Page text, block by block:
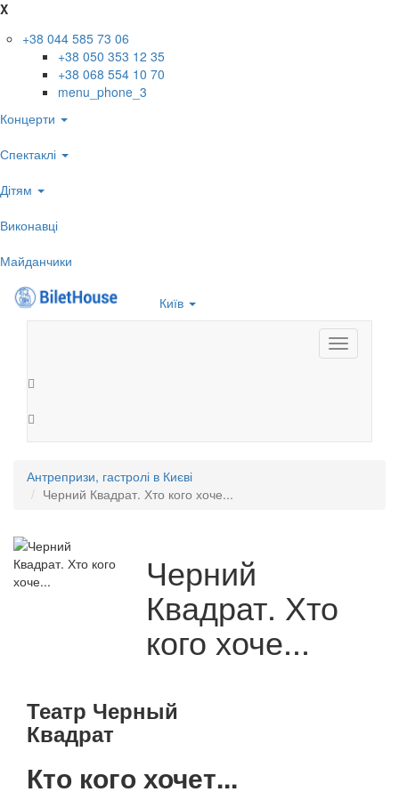
X
+38 044 585 73 06
+38 050 353 12 35
+38 068 554 10 70
menu_phone_3
Концерти
Спектаклі
Дітям
Виконавці
Майданчики
Київ
Toggle
navigation
Антрепризи, гастролі в Києві
Черний Квадрат. Хто кого хоче...
Черний
Квадрат. Хто
кого хоче...
Театр Черный
Квадрат
Кто кого хочет...